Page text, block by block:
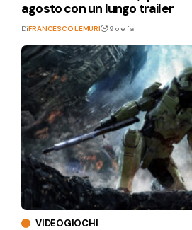
agosto con un lungo trailer
DiFRANCESCO LEMURI 19 ore fa
VIDEOGIOCHI